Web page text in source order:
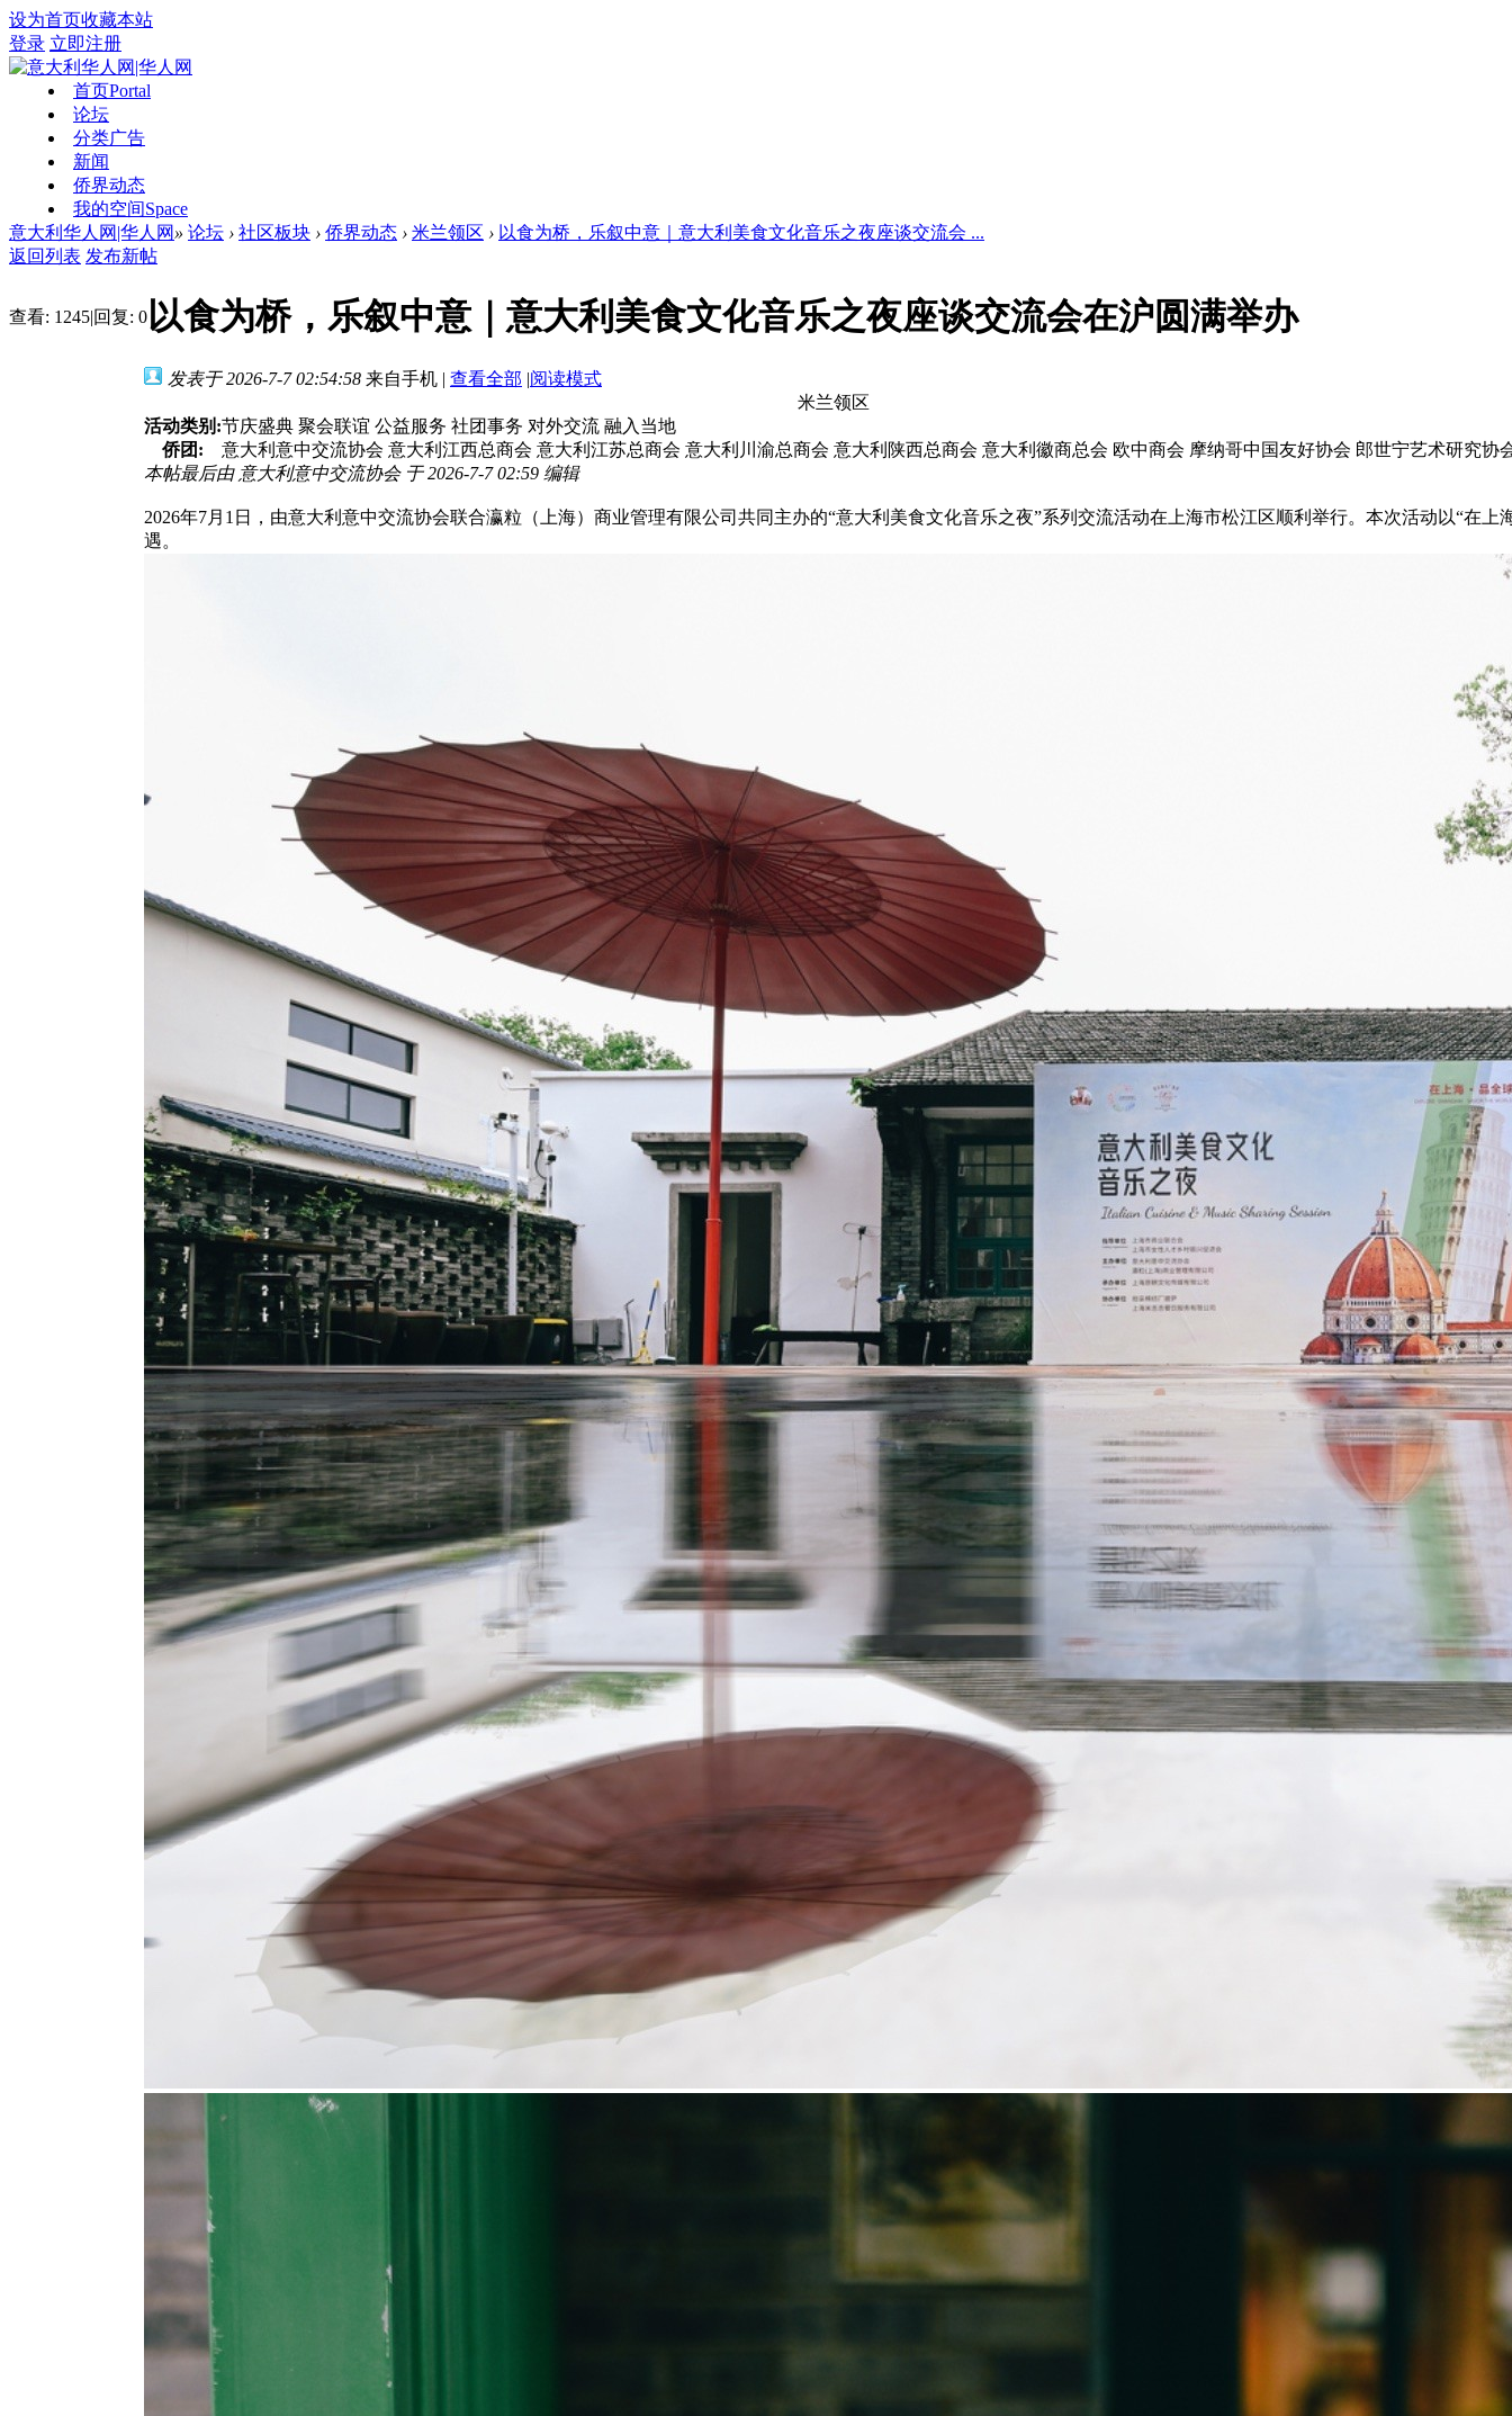
设为首页收藏本站
登录 立即注册
首页Portal
论坛
分类广告
新闻
侨界动态
我的空间Space
意大利华人网|华人网 » 论坛 › 社区板块 › 侨界动态 › 米兰领区 › 以食为桥，乐叙中意｜意大利美食文化音乐之夜座谈交流会 ...
返回列表 发布新帖
查看: 1245|回复: 0以食为桥，乐叙中意｜意大利美食文化音乐之夜座谈交流会在沪圆满举办
发表于 2026-7-7 02:54:58 来自手机 | 查看全部 |阅读模式
米兰领区
活动类别:节庆盛典 聚会联谊 公益服务 社团事务 对外交流 融入当地
侨团:
意大利意中交流协会 意大利江西总商会 意大利江苏总商会 意大利川渝总商会 意大利陕西总商会 意大利徽商总会 欧中商会 摩纳哥中国友好协会 郎世宁艺术研究协
本帖最后由 意大利意中交流协会 于 2026-7-7 02:59 编辑
2026年7月1日，由意大利意中交流协会联合瀛粒（上海）商业管理有限公司共同主办的“意大利美食文化音乐之夜”系列交流活动在上海市松江区顺利举行。本次活动以“
遇。